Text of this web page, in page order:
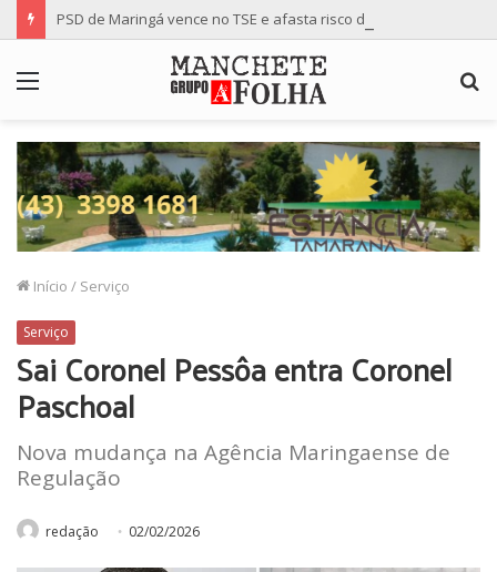
Início / Serviço
Serviço
Sai Coronel Pessôa entra Coronel
Paschoal
Nova mudança na Agência Maringaense de
Regulação
redação 02/02/2026